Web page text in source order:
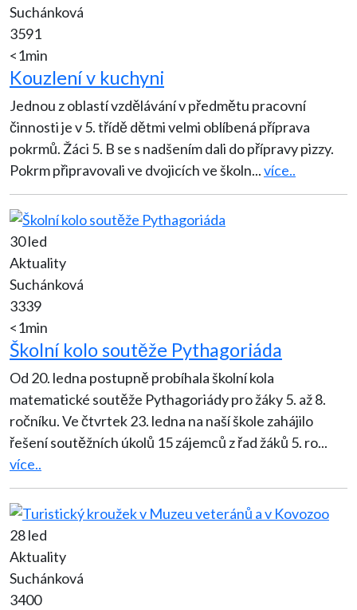
Suchánková
3591
<1min
Kouzlení v kuchyni
Jednou z oblastí vzdělávání v předmětu pracovní
činnosti je v 5. třídě dětmi velmi oblíbená příprava
pokrmů. Žáci 5. B se s nadšením dali do přípravy pizzy.
Pokrm připravovali ve dvojicích ve školn...více..
30 led
Aktuality
Suchánková
3339
<1min
Školní kolo soutěže Pythagoriáda
Od 20. ledna postupně probíhala školní kola
matematické soutěže Pythagoriády pro žáky 5. až 8.
ročníku. Ve čtvrtek 23. ledna na naší škole zahájilo
řešení soutěžních úkolů 15 zájemců z řad žáků 5. ro...
více..
28 led
Aktuality
Suchánková
3400